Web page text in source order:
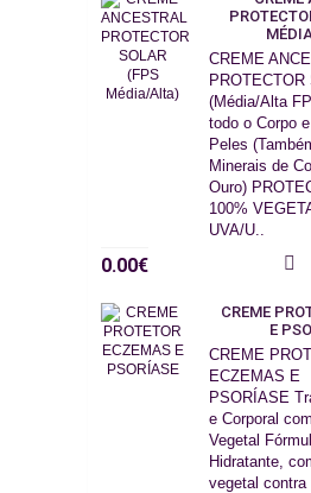
CREME
PROTECTOR
(Média/Alta
todo o Corpo
Peles
Minerais de
Ouro)
100%
UVA/U..
0.00€
CREME
E
CREME
ECZEMAS E
PSORÍASE
e Corporal
Vegetal
Hidratante,
vegetal